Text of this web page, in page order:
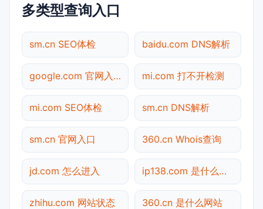
多类型查询入口
sm.cn SEO体检 baidu.com DNS解析
google.com 官网入口 mi.com 打不开检测
mi.com SEO体检 sm.cn DNS解析
sm.cn 官网入口 360.cn Whois查询
jd.com 怎么进入 ip138.com 是什么网站
zhihu.com 网站状态 360.cn 是什么网站